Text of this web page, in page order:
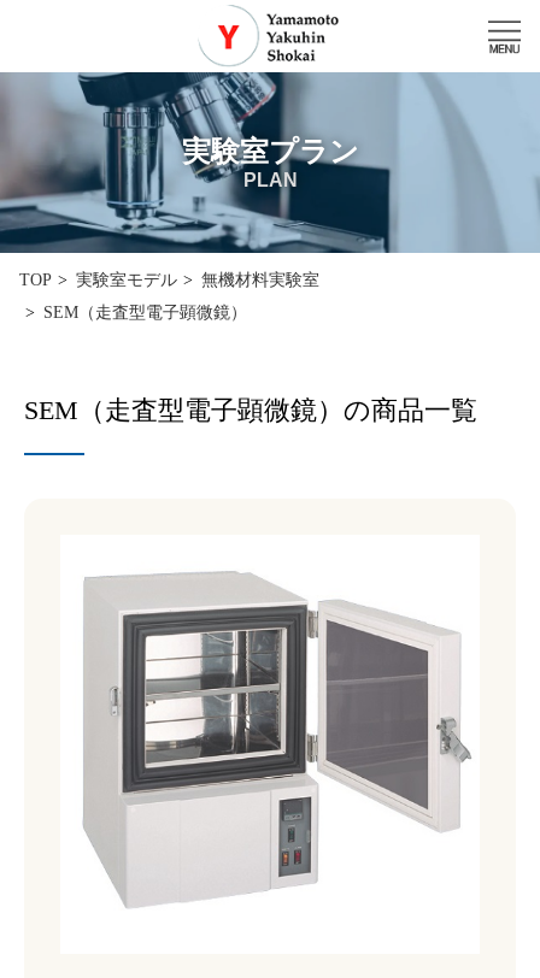
実験室プラン
PLAN
TOP 実験室モデル
無機材料実験室
SEM（走査型電子顕微鏡）
SEM（走査型電子顕微鏡）の商品一覧